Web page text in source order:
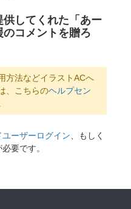
してくれた「あー
コメントを贈ろ
方法などイラストACへ
、こちらのヘルプセン
ユーザーログイン、もしく
必要です。